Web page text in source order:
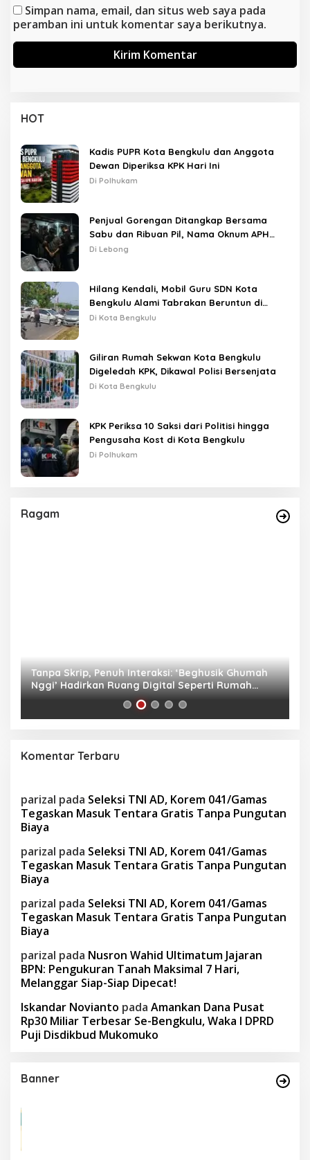
Simpan nama, email, dan situs web saya pada
peramban ini untuk komentar saya berikutnya.
HOT
Kadis PUPR Kota Bengkulu dan Anggota
Dewan Diperiksa KPK Hari Ini
Di Polhukam
Penjual Gorengan Ditangkap Bersama
Sabu dan Ribuan Pil, Nama Oknum APH
Disebut Saat Interogasi
Di Lebong
Hilang Kendali, Mobil Guru SDN Kota
Bengkulu Alami Tabrakan Beruntun di
Lampu Merah
Di Kota Bengkulu
Giliran Rumah Sekwan Kota Bengkulu
Digeledah KPK, Dikawal Polisi Bersenjata
Di Kota Bengkulu
KPK Periksa 10 Saksi dari Politisi hingga
Pengusaha Kost di Kota Bengkulu
Di Polhukam
Ragam
Tanpa Skrip, Penuh Interaksi: ‘Beghusik Ghumah
Nggi’ Hadirkan Ruang Digital Seperti Rumah
Sendiri
Komentar Terbaru
parizal pada Seleksi TNI AD, Korem 041/Gamas
Tegaskan Masuk Tentara Gratis Tanpa Pungutan
Biaya
parizal pada Seleksi TNI AD, Korem 041/Gamas
Tegaskan Masuk Tentara Gratis Tanpa Pungutan
Biaya
parizal pada Seleksi TNI AD, Korem 041/Gamas
Tegaskan Masuk Tentara Gratis Tanpa Pungutan
Biaya
parizal pada Nusron Wahid Ultimatum Jajaran
BPN: Pengukuran Tanah Maksimal 7 Hari,
Melanggar Siap-Siap Dipecat!
Iskandar Novianto pada Amankan Dana Pusat
Rp30 Miliar Terbesar Se-Bengkulu, Waka I DPRD
Puji Disdikbud Mukomuko
Banner